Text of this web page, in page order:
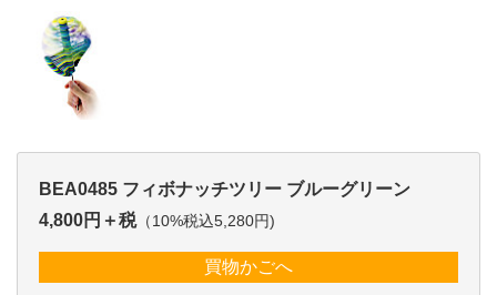
BEA0485 フィボナッチツリー ブルーグリーン
4,800円＋税（10%税込5,280円)
買物かごへ